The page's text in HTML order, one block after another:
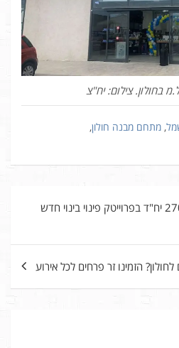
בחולון. צילום: יח"צ
, מתחם מבנה חולון,
חברת אורון נדל"ן תבנה 270 יח"ד בפרוייטק פינוי בינוי חדש
הזמינו זר פרחים לכל אירוע